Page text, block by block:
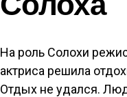
На роль Солохи
актриса решила
Отдых не удался.